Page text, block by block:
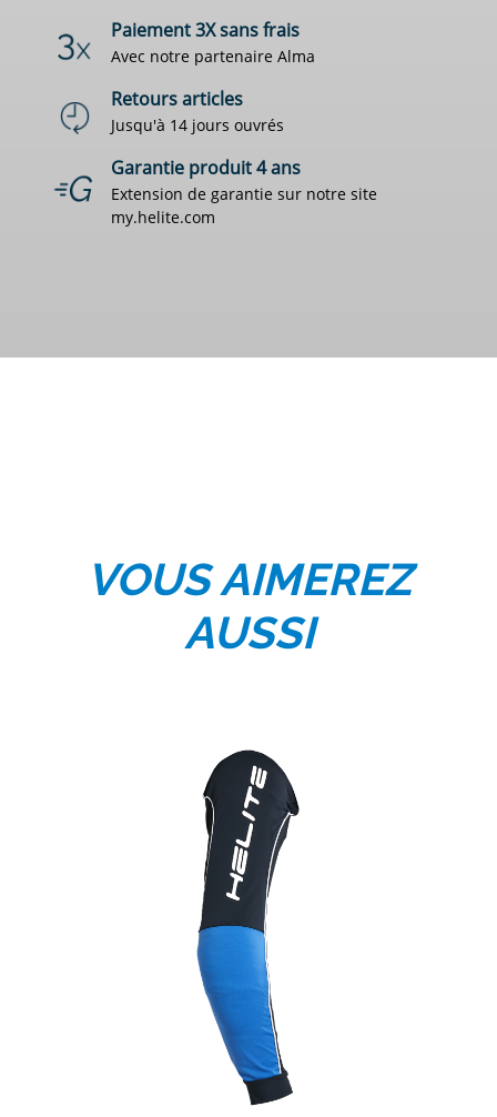
Paiement 3X sans frais
Avec notre partenaire Alma
Retours articles
Jusqu'à 14 jours ouvrés
Garantie produit 4 ans
Extension de garantie sur notre site
my.helite.com
VOUS AIMEREZ
AUSSI